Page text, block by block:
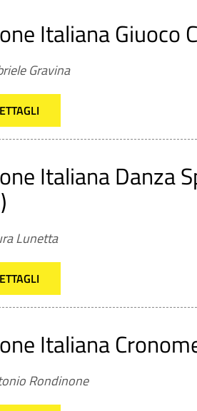
Italiana Giuoco
Gravina
Italiana Danza
Lunetta
Italiana
Rondinone